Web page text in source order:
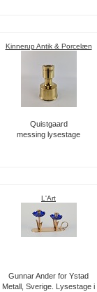
Kinnerup Antik & Porcelæn
Quistgaard
messing lysestage
L'Art
Gunnar Ander for Ystad
Metall, Sverige. Lysestage i